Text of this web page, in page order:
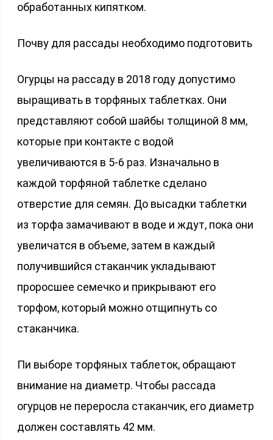
обработанных кипятком.
Почву для рассады необходимо подготовить
Огурцы на рассаду в 2018 году допустимо
выращивать в торфяных таблетках. Они
представляют собой шайбы толщиной 8 мм,
которые при контакте с водой
увеличиваются в 5-6 раз. Изначально в
каждой торфяной таблетке сделано
отверстие для семян. До высадки таблетки
из торфа замачивают в воде и ждут, пока они
увеличатся в объеме, затем в каждый
получившийся стаканчик укладывают
проросшее семечко и прикрывают его
торфом, который можно отщипнуть со
стаканчика.
Пи выборе торфяных таблеток, обращают
внимание на диаметр. Чтобы рассада
огурцов не переросла стаканчик, его диаметр
должен составлять 42 мм.